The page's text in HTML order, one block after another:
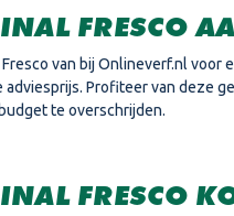
FRESCO
van bij Onlineverf.nl
Profiteer van deze
te overschrijden.
FRESCO